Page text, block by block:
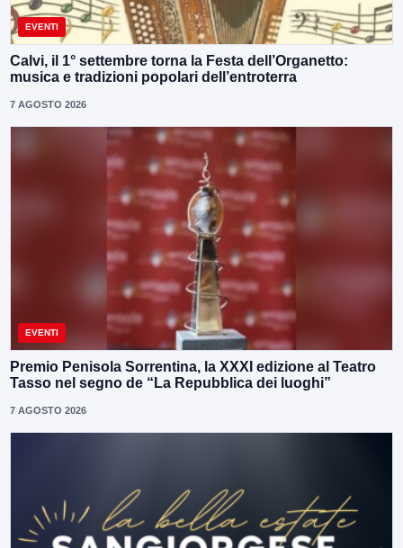
EVENTI
Calvi, il 1° settembre torna la Festa dell’Organetto:
musica e tradizioni popolari dell’entroterra
7 AGOSTO 2026
EVENTI
Premio Penisola Sorrentina, la XXXI edizione al Teatro
Tasso nel segno de “La Repubblica dei luoghi”
7 AGOSTO 2026